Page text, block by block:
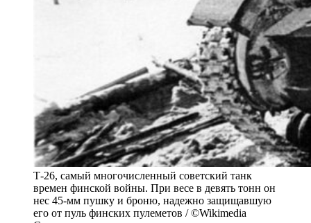
Т-26, самый многочисленный советский танк
времен финской войны. При весе в девять тонн он
нес 45-мм пушку и броню, надежно защищавшую
его от пуль финских пулеметов / ©Wikimedia